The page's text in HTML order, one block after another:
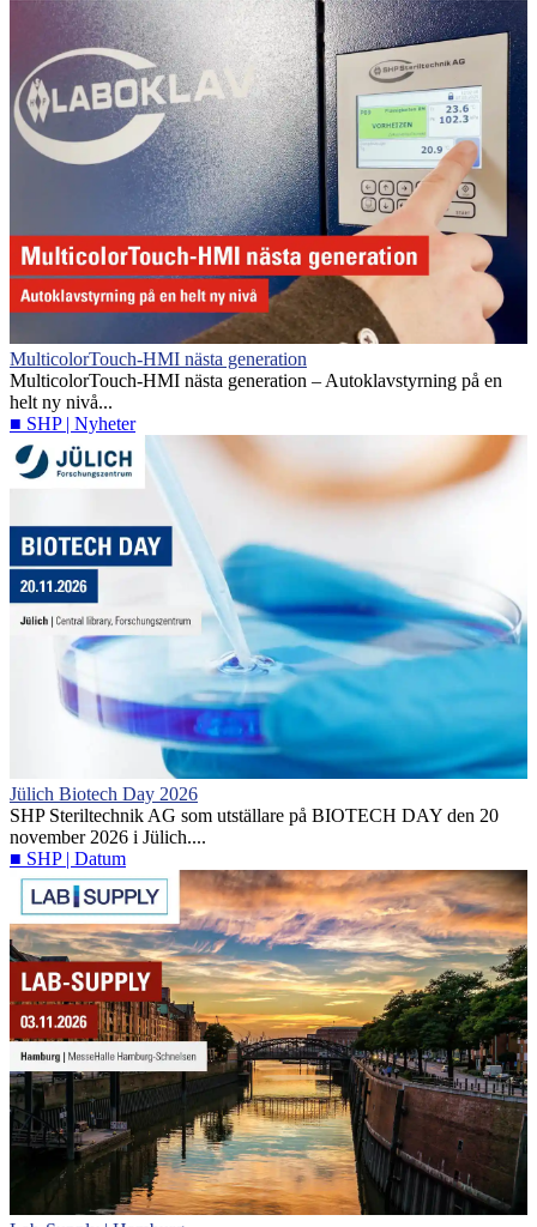
MulticolorTouch-HMI nästa generation
MulticolorTouch-HMI nästa generation – Autoklavstyrning på en
helt ny nivå...
■ SHP | Nyheter
Jülich Biotech Day 2026
SHP Steriltechnik AG som utställare på BIOTECH DAY den 20
november 2026 i Jülich....
■ SHP | Datum